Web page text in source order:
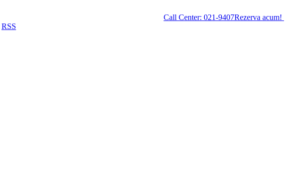
Call Center: 021-9407Rezerva acum!
RSS